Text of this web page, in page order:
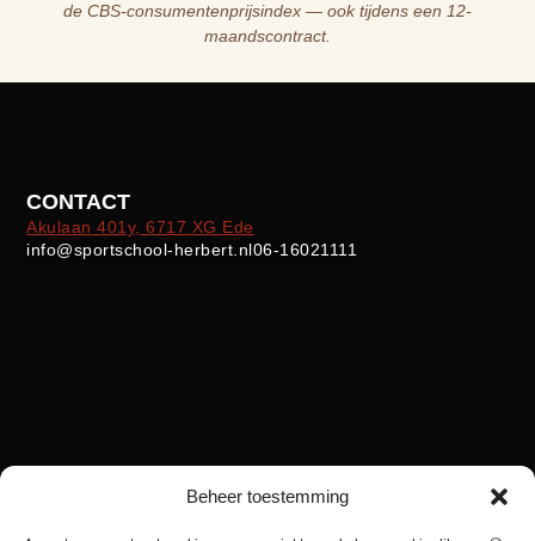
Beheer toestemming
de CBS-consumentenprijsindex — ook tijdens een 12-
maandscontract.
CONTACT
Akulaan 401y, 6717 XG Ede
info@sportschool-herbert.nl06-16021111